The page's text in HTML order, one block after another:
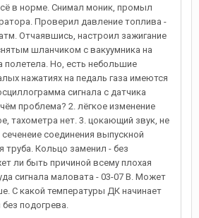
в норме. Снимал моник, промыл
Проверил давление топлива -
Отчаявшись, настроил зажигание
шланчиком с вакуумника на
Но, есть небольшие
нажатиях на педаль газа имеются
сигнала с датчика
проблема? 2. лёгкое изменение
тахометра нет. 3. цокающий звук, не
соединения выпускной
труба. Кольцо заменил - без
ли быть причиной всему плохая
сигнала маловата - 03-07 В. Может
С какой температуры ДК начинает
подогрева.